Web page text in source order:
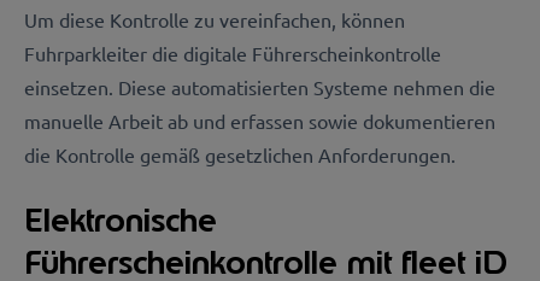
Um diese Kontrolle zu vereinfachen, können
Fuhrparkleiter die digitale Führerscheinkontrolle
einsetzen. Diese automatisierten Systeme nehmen die
manuelle Arbeit ab und erfassen sowie dokumentieren
die Kontrolle gemäß gesetzlichen Anforderungen.
Elektronische
Führerscheinkontrolle mit fleet iD